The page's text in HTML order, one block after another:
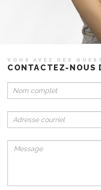
VOUS AVEZ DES
CONTACTEZ-NOUS